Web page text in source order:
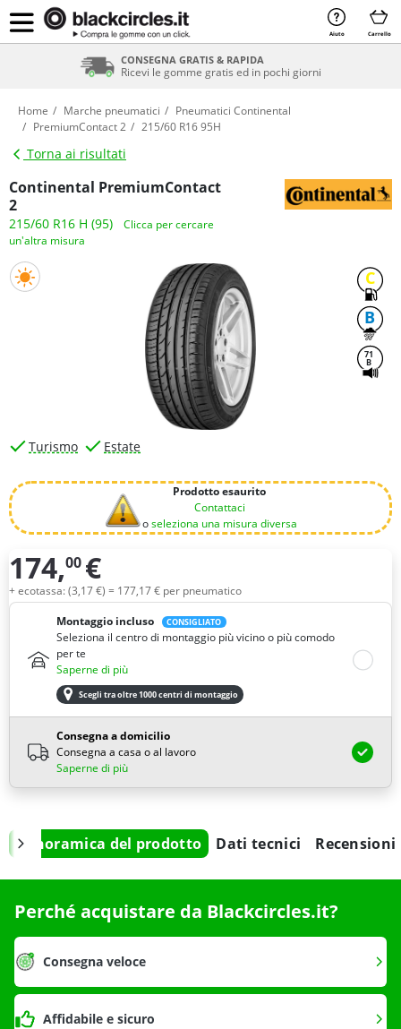
Aiuto Carrello
SERVIZIO DI MONTAGGIO INCLUSO
Compra le gomme con il montaggio
Home Marche pneumatici
Pneumatici Continental
PremiumContact 2
215/60 R16 95H
Torna ai risultati
Continental PremiumContact
2
215/60 R16 H (95)
Clicca per cercare
un'altra misura
C
B
71
B
Turismo Estate
Prodotto esaurito
Contattaci
oseleziona una misura diversa
Quantità
174,00 €
+ ecotassa: (3,17€) = 177,17€ per pneumatico
Montaggio incluso
CONSIGLIATO
Seleziona il centro di montaggio più vicino o più comodo
per te
Saperne di più
Scegli tra oltre 1000 centri di montaggio
Consegna a domicilio
Consegna a casa o al lavoro
Saperne di più
Panoramica del prodotto Dati tecnici Recensioni
Perché acquistare da Blackcircles.it?
Consegna veloce
Affidabile e sicuro